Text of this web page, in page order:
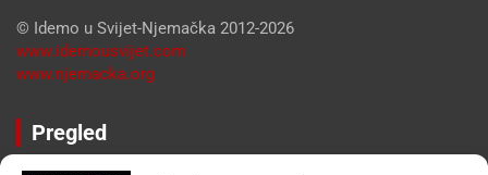
© Idemo u Svijet-Njemačka 2012-2026
www.idemousvijet.com
www.njemacka.org
Pregled